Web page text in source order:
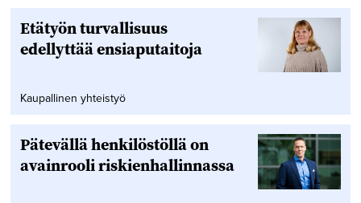
Etätyön turvallisuus
edellyttää ensiaputaitoja
Kaupallinen yhteistyö
Pätevällä henkilöstöllä on
avainrooli riskienhallinnassa